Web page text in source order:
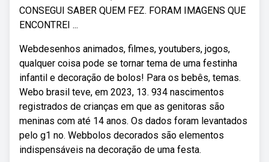
CONSEGUI SABER QUEM FEZ. FORAM IMAGENS QUE
ENCONTREI ...
Webdesenhos animados, filmes, youtubers, jogos,
qualquer coisa pode se tornar tema de uma festinha
infantil e decoração de bolos! Para os bebês, temas.
Webo brasil teve, em 2023, 13. 934 nascimentos
registrados de crianças em que as genitoras são
meninas com até 14 anos. Os dados foram levantados
pelo g1 no. Webbolos decorados são elementos
indispensáveis na decoração de uma festa.